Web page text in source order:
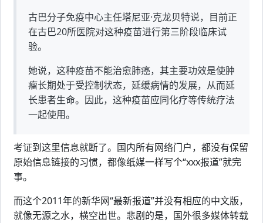
古巴分子免疫中心主任塔尼亚·克龙贝特说，目前正
在古巴20所医院对这种疫苗进行第三阶段临床试
验。
她说，这种疫苗不能治愈肺癌，其主要功效是使肿
瘤长期处于受控制状态，延缓病情的发展，从而延
长患者生命。因此，这种疫苗应同化疗等传统疗法
一起使用。
考证到这里信息就断了。国内所有网络门户，都没有保留
原始信息链接的习惯，都像纸媒一样写个“xxx报道”就完
事。
而这个2011年的新华网“最新报道”并没有相应的中文版，
就像无源之水，横空出世。悲剧的是，国外很多媒体转载